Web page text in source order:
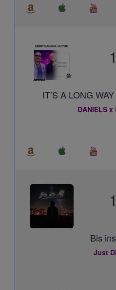
IT’S A LONG
DANIELS x
Bis
Just